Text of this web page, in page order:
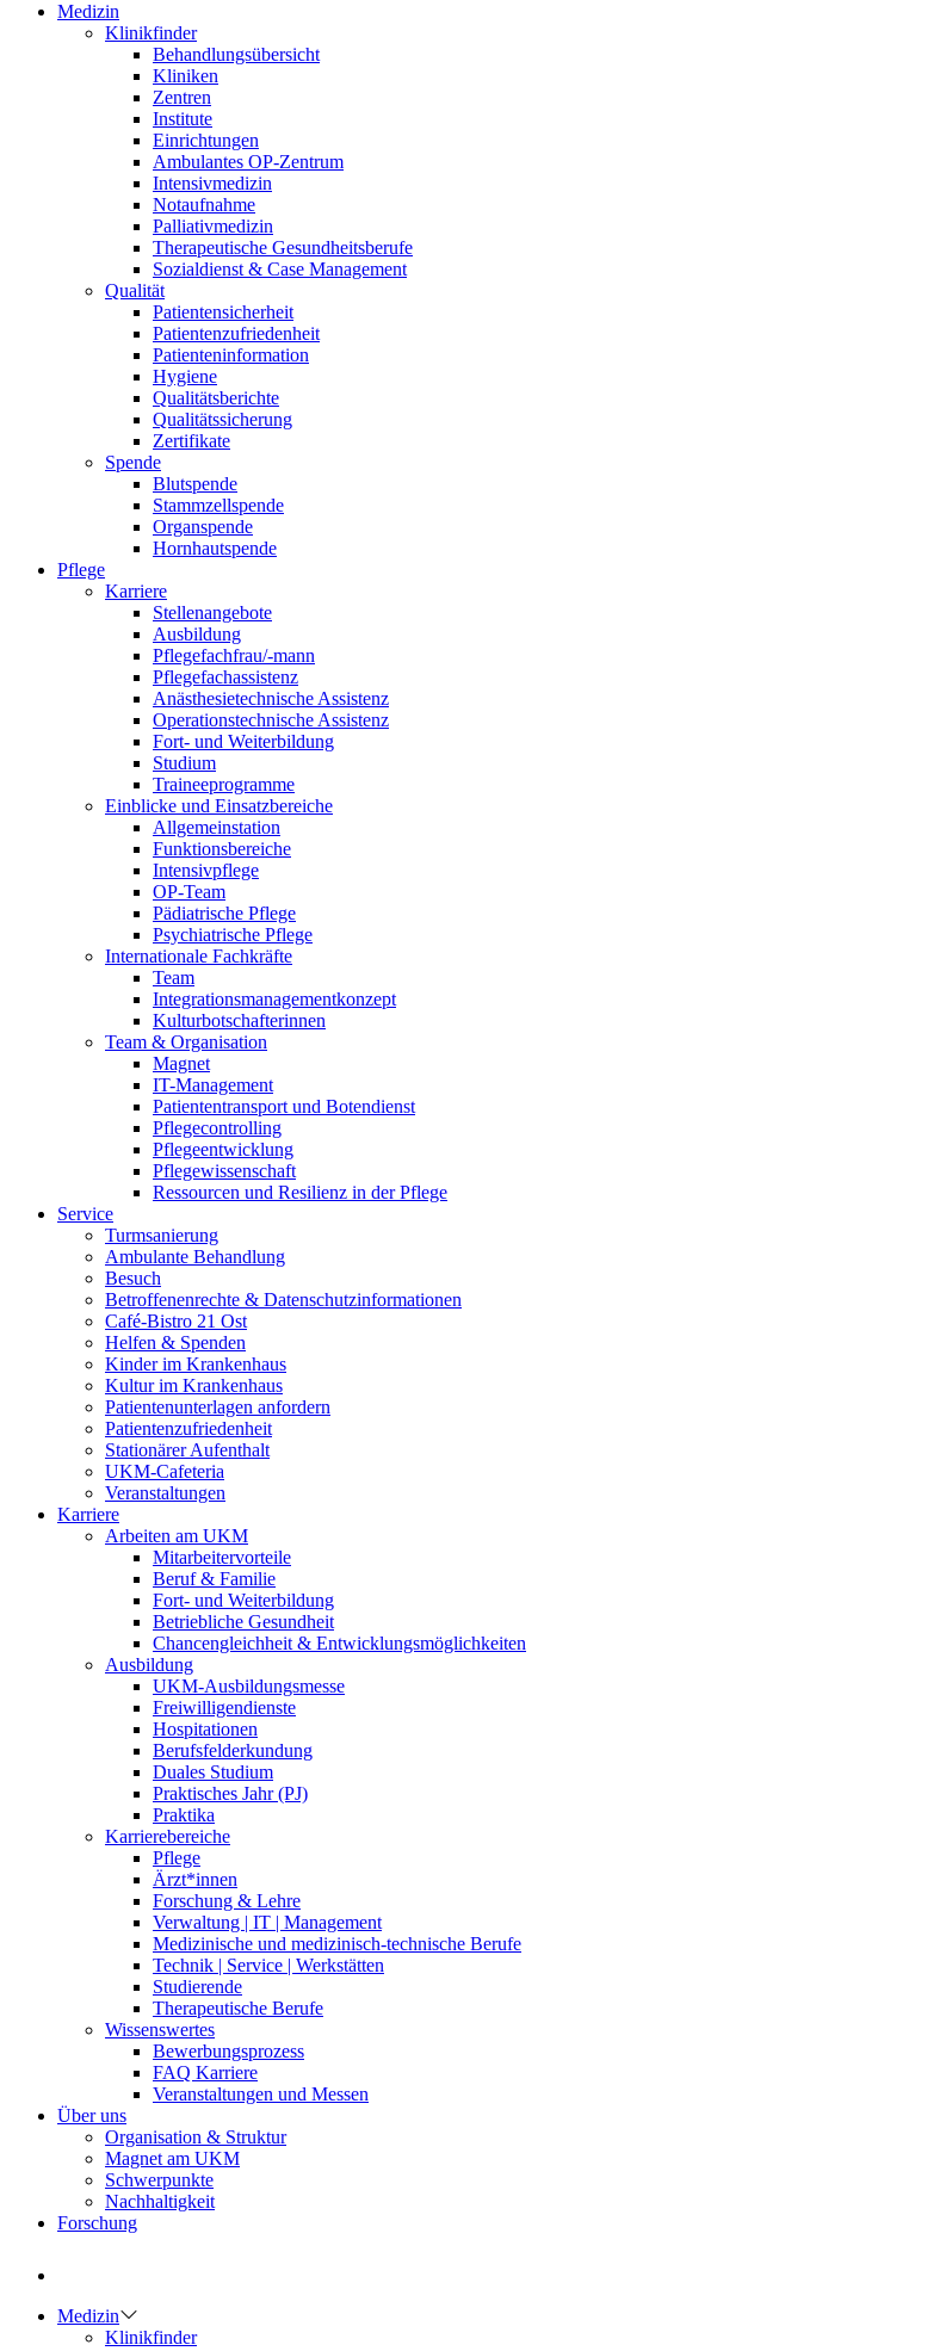
Medizin
Klinikfinder
Behandlungsübersicht
Kliniken
Zentren
Institute
Einrichtungen
Ambulantes OP-Zentrum
Intensivmedizin
Notaufnahme
Palliativmedizin
Therapeutische Gesundheitsberufe
Sozialdienst & Case Management
Qualität
Patientensicherheit
Patientenzufriedenheit
Patienteninformation
Hygiene
Qualitätsberichte
Qualitätssicherung
Zertifikate
Spende
Blutspende
Stammzellspende
Organspende
Hornhautspende
Pflege
Karriere
Stellenangebote
Ausbildung
Pflegefachfrau/-mann
Pflegefachassistenz
Anästhesietechnische Assistenz
Operationstechnische Assistenz
Fort- und Weiterbildung
Studium
Traineeprogramme
Einblicke und Einsatzbereiche
Allgemeinstation
Funktionsbereiche
Intensivpflege
OP-Team
Pädiatrische Pflege
Psychiatrische Pflege
Internationale Fachkräfte
Team
Integrationsmanagementkonzept
Kulturbotschafterinnen
Team & Organisation
Magnet
IT-Management
Patiententransport und Botendienst
Pflegecontrolling
Pflegeentwicklung
Pflegewissenschaft
Ressourcen und Resilienz in der Pflege
Service
Turmsanierung
Ambulante Behandlung
Besuch
Betroffenenrechte & Datenschutzinformationen
Café-Bistro 21 Ost
Helfen & Spenden
Kinder im Krankenhaus
Kultur im Krankenhaus
Patientenunterlagen anfordern
Patientenzufriedenheit
Stationärer Aufenthalt
UKM-Cafeteria
Veranstaltungen
Karriere
Arbeiten am UKM
Mitarbeitervorteile
Beruf & Familie
Fort- und Weiterbildung
Betriebliche Gesundheit
Chancengleichheit & Entwicklungsmöglichkeiten
Ausbildung
UKM-Ausbildungsmesse
Freiwilligendienste
Hospitationen
Berufsfelderkundung
Duales Studium
Praktisches Jahr (PJ)
Praktika
Karrierebereiche
Pflege
Ärzt*innen
Forschung & Lehre
Verwaltung | IT | Management
Medizinische und medizinisch-technische Berufe
Technik | Service | Werkstätten
Studierende
Therapeutische Berufe
Wissenswertes
Bewerbungsprozess
FAQ Karriere
Veranstaltungen und Messen
Über uns
Organisation & Struktur
Magnet am UKM
Schwerpunkte
Nachhaltigkeit
Forschung
Medizin
Klinikfinder